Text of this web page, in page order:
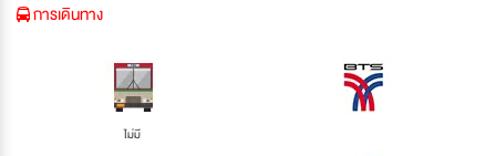
การเดินทาง
ไม่มี